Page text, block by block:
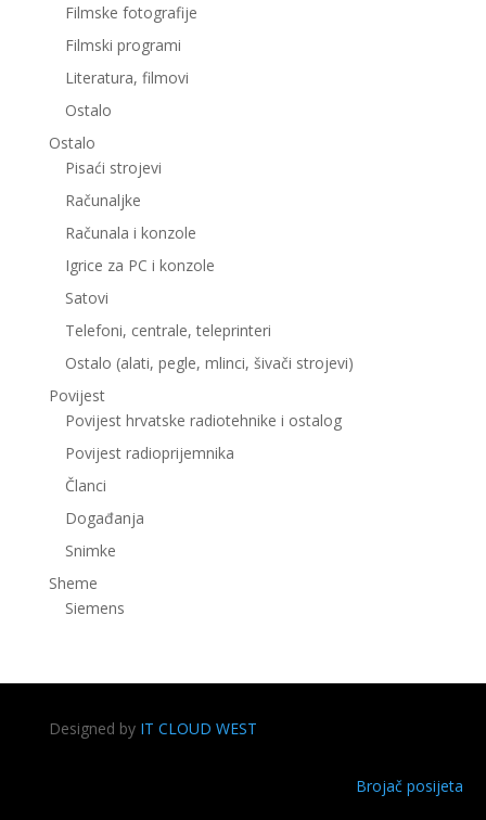
Filmske fotografije
Filmski programi
Literatura, filmovi
Ostalo
Ostalo
Pisaći strojevi
Računaljke
Računala i konzole
Igrice za PC i konzole
Satovi
Telefoni, centrale, teleprinteri
Ostalo (alati, pegle, mlinci, šivači strojevi)
Povijest
Povijest hrvatske radiotehnike i ostalog
Povijest radioprijemnika
Članci
Događanja
Snimke
Sheme
Siemens
Designed by IT CLOUD WEST
Brojač posijeta